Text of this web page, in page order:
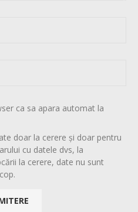
ca sa apara automat la
doar la cerere și doar pentru
cu datele dvs, la
la cerere, date nu sunt